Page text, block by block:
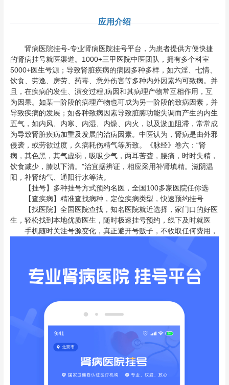
应用介绍
肾病医院挂号-专业肾病医院挂号平台，为患者提供方便快捷
的肾病挂号就医渠道。1000+三甲医院中医团队，拥有多个科室
5000+医生号源；导致肾脏疾病的病因多种多样，如六淫、七情、
饮食、劳逸、房劳、药毒、意外伤害等多种内外因素均可致病。并
且，在疾病的发生、演变过程,病因和其病理产物常互相作用，互
为因果。如某一阶段的病理产物也可成为另一阶段的致病因素，并
导致疾病的发展；如各种致病因素导致脏腑功能失调而产生的内生
五气，如内风、内寒、内湿、内燥、内火，以及淤血阻滞，常常成
为导致肾脏疾病加重及发展的治病因素。中医认为，肾病是由外邪
侵袭，或劳欲过度，久病耗伤精气等所致。《脉经》卷六：“肾
病，其色黑，其气虚弱，吸吸少气，两耳苦聋，腰痛，时时失精，
饮食减少，膝以下清。”治宜据辨证，相应采用补肾填精。滋阴温
阳，补肾纳气、通阳行水等法。
【挂号】多种挂号方式预约名医，全国100多家医院任你选
【查疾病】精准查找病种，定位疾病类型，快速预约挂号
【找医院】全国医院查找，知名医院就近选择，家门口的好医
生，轻松找到本地优质医生，随时极速挂号预约，线下及时就医
手机随时关注号源变化，真正避开号贩子，不收取任何费用，